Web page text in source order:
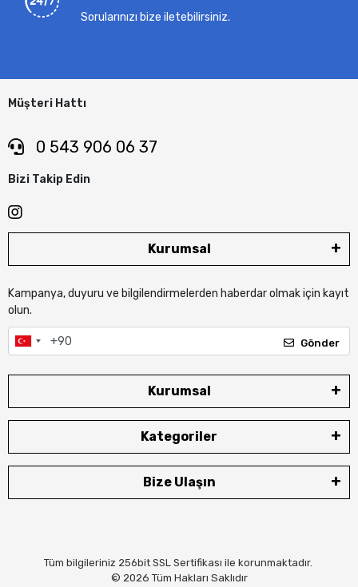
Sorularınızı bize iletebilirsiniz.
Müşteri Hattı
0 543 906 06 37
Bizi Takip Edin
Kurumsal
Kampanya, duyuru ve bilgilendirmelerden haberdar olmak için kayıt
olun.
Gönder
Kurumsal
Kategoriler
Bize Ulaşın
Tüm bilgileriniz 256bit SSL Sertifikası ile korunmaktadır.
© 2026 Tüm Hakları Saklıdır